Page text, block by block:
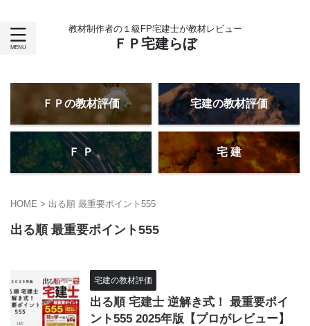
教材制作者の１級FP宅建士が教材レビュー
ＦＰ宅建らぼ
ＦＰの教材評価 宅建の教材評価
Ｆ Ｐ 宅 建
HOME > 出る順 最重要ポイント555
出る順 最重要ポイント555
宅建の教材評価
出る順 宅建士 逆解き式！ 最重要ポイ
ント555 2025年版【プロがレビュー】